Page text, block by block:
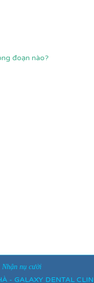
đoạn nào?
Nhận nụ cười
- GALAXY DENTAL